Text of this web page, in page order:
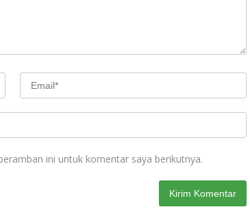
ini untuk komentar saya berikutnya.